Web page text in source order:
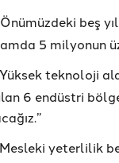
beş
5 milyonun
teknoloji
6 endüstri
yeterlilik